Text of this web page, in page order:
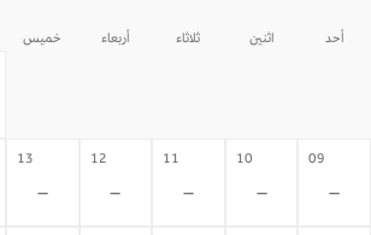
أحد اثنين ثلاثاء أربعاء خميس
09
-
10
-
11
-
12
-
13
-